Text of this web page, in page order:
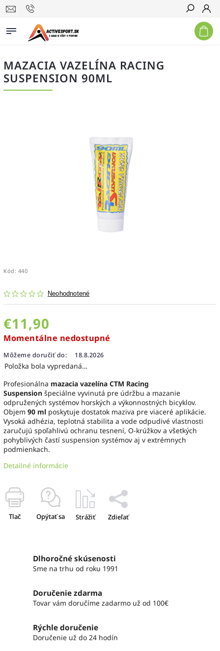
Hľadať
MAZACIA VAZELÍNA RACING
SUSPENSION 90ML
Kód: 440
Neohodnotené
€11,90
Momentálne nedostupné
Môžeme doručiť do: 18.8.2026
Položka bola vypredaná…
Profesionálna mazacia vazelína CTM Racing
Suspension špeciálne vyvinutá pre údržbu a mazanie
odpružených systémov horských a výkonnostných bicyklov.
Objem 90 ml poskytuje dostatok maziva pre viaceré aplikácie.
Vysoká adhézia, teplotná stabilita a vode odpudivé vlastnosti
zaručujú spoľahlivú ochranu tesnení, O-krúžkov a všetkých
pohyblivých častí suspension systémov aj v extrémnych
podmienkach.
Detailné informácie
Tlač Opýtať sa Strážiť Zdieľať
Dlhoročné skúsenosti
Sme na trhu od roku 1991
Doručenie zdarma
Tovar vám doručíme zadarmo už od 100€
Rýchle doručenie
Doručenie už do 24 hodín